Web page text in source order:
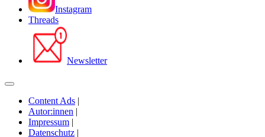
Instagram
Threads
Newsletter
Content Ads |
Autor:innen |
Impressum |
Datenschutz |